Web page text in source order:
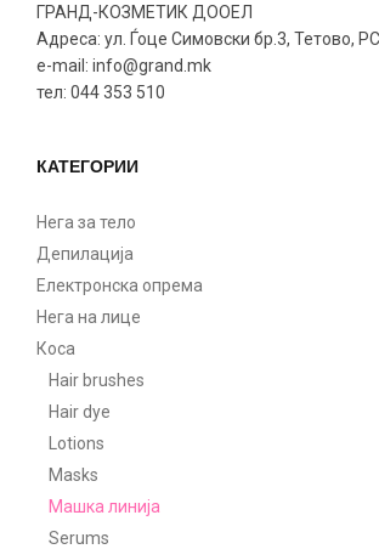
ГРАНД-КОЗМЕТИК ДООЕЛ
Адреса: ул. Ѓоце Симовски бр.3, Тетово,
e-mail: info@grand.mk
тел: 044 353 510
КАТЕГОРИИ
Нега за тело
Депилација
Електронска опрема
Нега на лице
Коса
Hair brushes
Hair dye
Lotions
Masks
Машка линија
Serums